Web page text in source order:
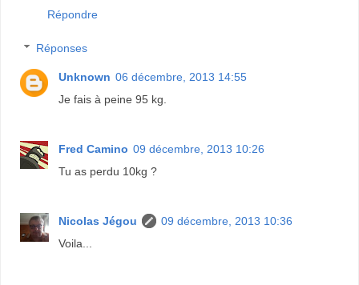
Répondre
Réponses
Unknown 06 décembre, 2013 14:55
Je fais à peine 95 kg.
Fred Camino 09 décembre, 2013 10:26
Tu as perdu 10kg ?
Nicolas Jégou
09 décembre, 2013 10:36
Voila...